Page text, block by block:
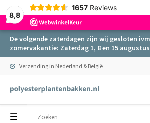
8,8
1657 Reviews
De volgende zaterdagen zijn wij gesloten ivm
zomervakantie: Zaterdag 1, 8 en 15 augustus
Verzending in Nederland & België